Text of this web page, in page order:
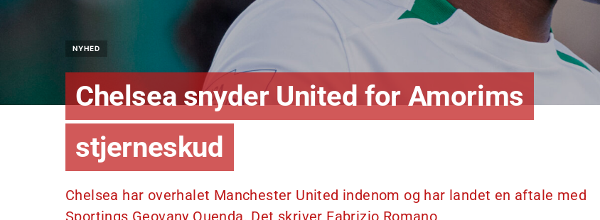
NYHED
Chelsea snyder United for Amorims
stjerneskud
Chelsea har overhalet Manchester United indenom og har landet en aftale med